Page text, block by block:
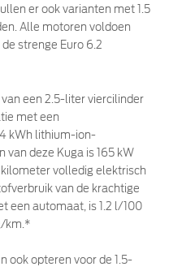
er ook varianten met 1.5
Alle motoren voldoen
strenge Euro 6.2
een 2.5-liter viercilinder
met een
kWh lithium-ion-
deze Kuga is 165 kW
volledig elektrisch
van de krachtige
een automaat, is 1.2 l/100
km.*
ook opteren voor de 1.5-